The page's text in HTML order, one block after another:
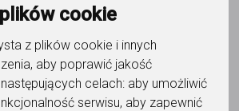
cookie
z plików cookie i innych
aby poprawić jakość
celach: aby umożliwić
serwisu, aby zapewnić
kontaktu